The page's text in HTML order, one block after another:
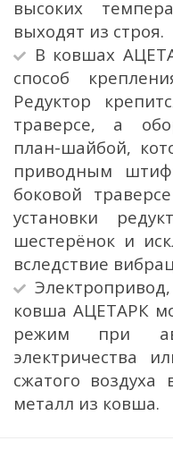
высоких
выходят из строя.
В ковшах
способ
Редуктор
траверсе, а
план-шайбой,
приводным
боковой
установки
шестерёнок и
вследствие
ковша АЦЕТАРК
режим при
электричества
сжатого
металл из ковша.